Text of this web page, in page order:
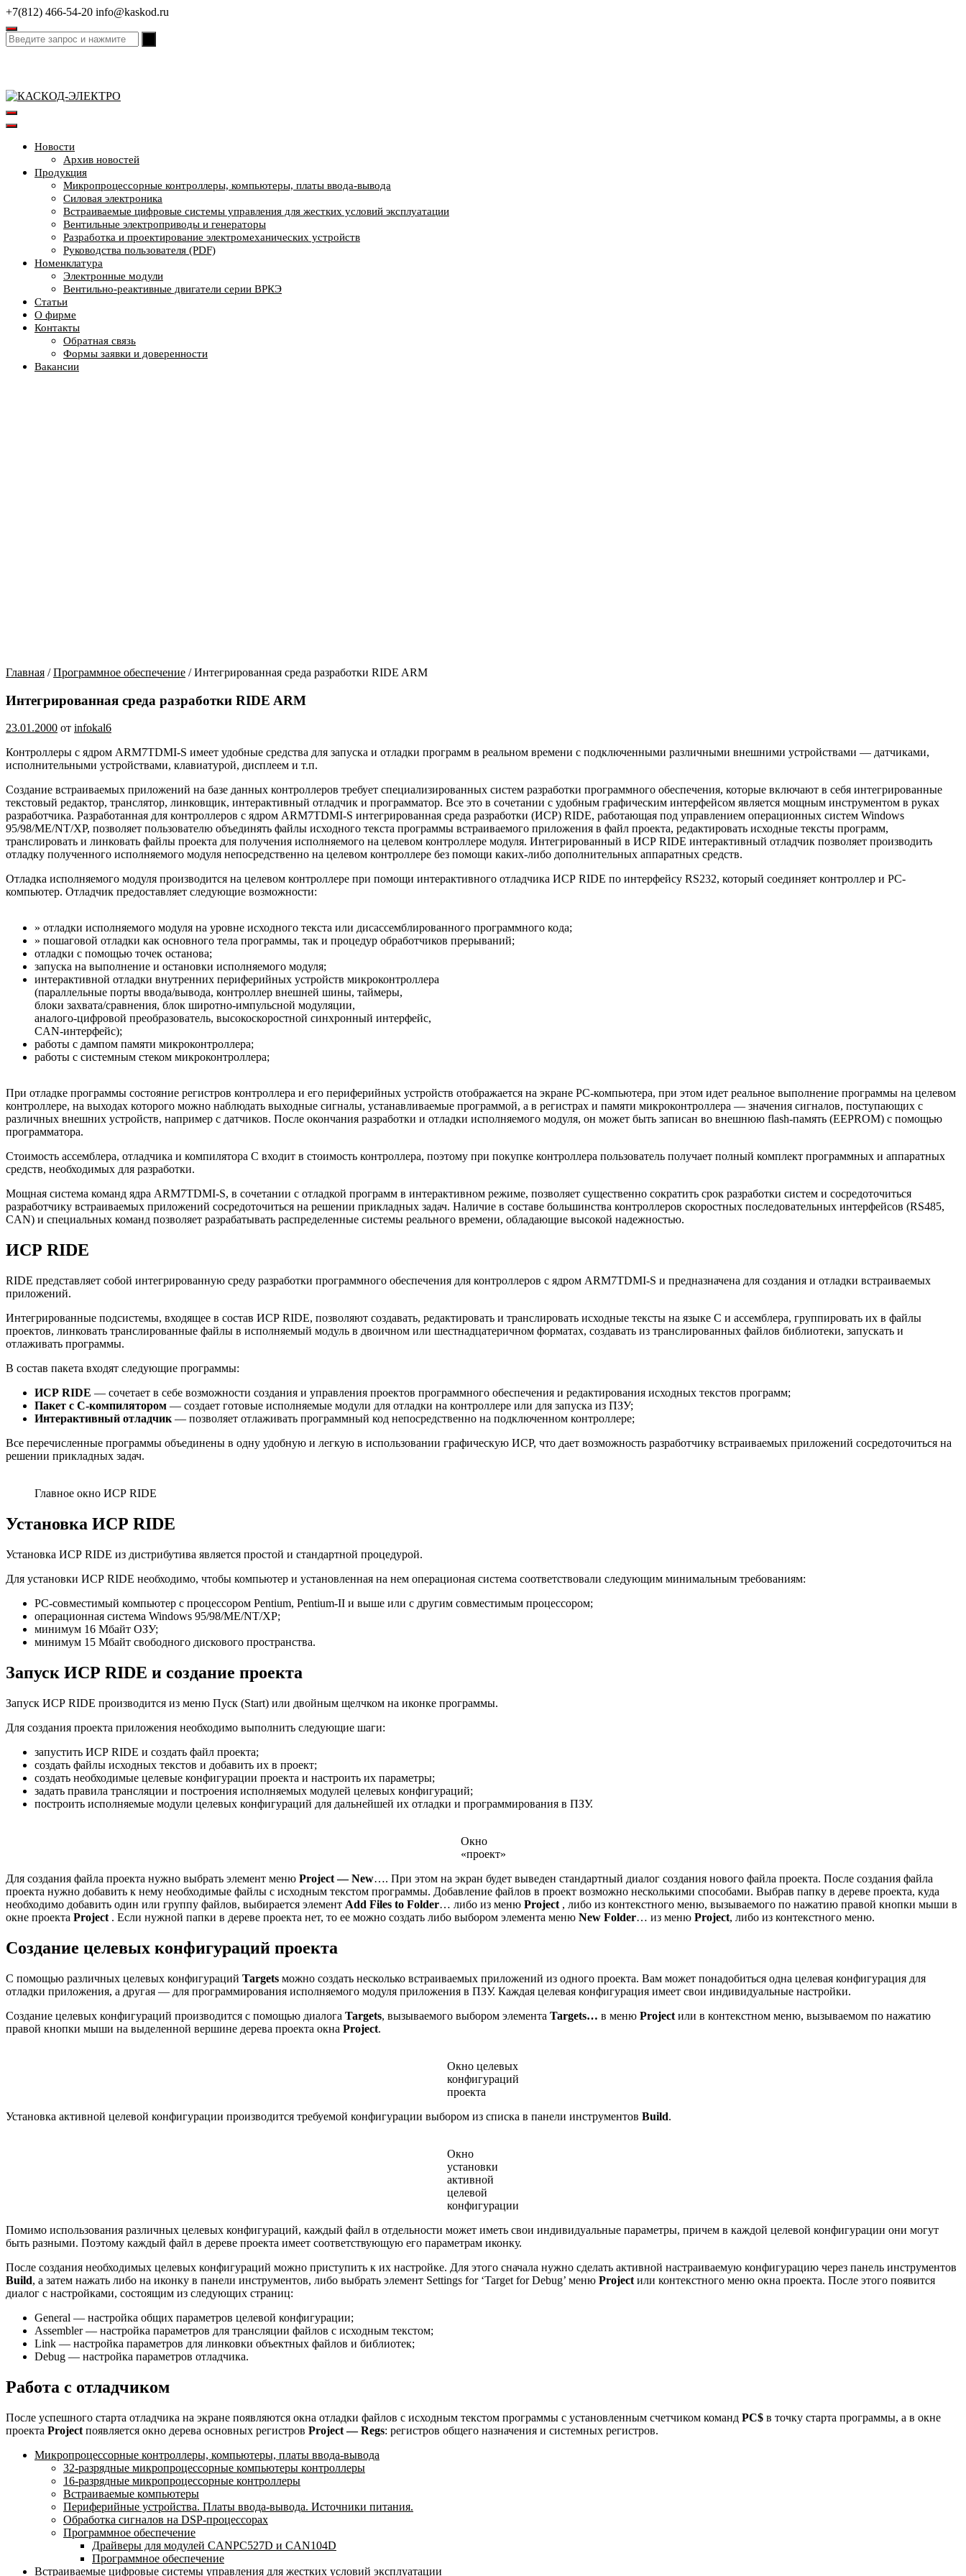
Перейти
к
содержимому
+7(812) 466-54-20 info@kaskod.ru
Новости
Архив новостей
Продукция
Микропроцессорные контроллеры, компьютеры, платы ввода-вывода
Силовая электроника
Встраиваемые цифровые системы управления для жестких условий эксплуатации
Вентильные электроприводы и генераторы
Разработка и проектирование электромеханических устройств
Руководства пользователя (PDF)
Номенклатура
Электронные модули
Вентильно-реактивные двигатели серии ВРКЭ
Статьи
О фирме
Контакты
Обратная связь
Формы заявки и доверенности
Вакансии
Главная /Программное обеспечение / Интегрированная среда разработки RIDE ARM
Интегрированная среда разработки RIDE ARM
23.01.2000 от infokal6
Контроллеры с ядром ARM7TDMI-S имеет удобные средства для запуска и отладки программ в реальном времени с подключенными различными внешними устройствами — датчиками,
исполнительными устройствами, клавиатурой, дисплеем и т.п.
Создание встраиваемых приложений на базе данных контроллеров требует специализированных систем разработки программного обеспечения, которые включают в себя интегрированные
текстовый редактор, транслятор, линковщик, интерактивный отладчик и программатор. Все это в сочетании с удобным графическим интерфейсом является мощным инструментом в руках
разработчика. Разработанная для контроллеров с ядром ARM7TDMI-S интегрированная среда разработки (ИСР) RIDE, работающая под управлением операционных систем Windows
95/98/ME/NT/XP, позволяет пользователю объединять файлы исходного текста программы встраиваемого приложения в файл проекта, редактировать исходные тексты программ,
транслировать и линковать файлы проекта для получения исполняемого на целевом контроллере модуля. Интегрированный в ИСР RIDE интерактивный отладчик позволяет производить
отладку полученного исполняемого модуля непосредственно на целевом контроллере без помощи каких-либо дополнительных аппаратных средств.
Отладка исполняемого модуля производится на целевом контроллере при помощи интерактивного отладчика ИСР RIDE по интерфейсу RS232, который соединяет контроллер и PC-
компьютер. Отладчик предоставляет следующие возможности:
» отладки исполняемого модуля на уровне исходного текста или дисассемблированного программного кода;
» пошаговой отладки как основного тела программы, так и процедур обработчиков прерываний;
отладки с помощью точек останова;
запуска на выполнение и остановки исполняемого модуля;
интерактивной отладки внутренних периферийных устройств микроконтроллера
(параллельные порты ввода/вывода, контроллер внешней шины, таймеры,
блоки захвата/сравнения, блок широтно-импульсной модуляции,
аналого-цифровой преобразователь, высокоскоростной синхронный интерфейс,
CAN-интерфейс);
работы с дампом памяти микроконтроллера;
работы с системным стеком микроконтроллера;
При отладке программы состояние регистров контроллера и его периферийных устройств отображается на экране PC-компьютера, при этом идет реальное выполнение программы на целевом
контроллере, на выходах которого можно наблюдать выходные сигналы, устанавливаемые программой, а в регистрах и памяти микроконтроллера — значения сигналов, поступающих с
различных внешних устройств, например с датчиков. После окончания разработки и отладки исполняемого модуля, он может быть записан во внешнюю flash-память (EEPROM) с помощью
программатора.
Стоимость ассемблера, отладчика и компилятора C входит в стоимость контроллера, поэтому при покупке контроллера пользователь получает полный комплект программных и аппаратных
средств, необходимых для разработки.
Мощная система команд ядра ARM7TDMI-S, в сочетании с отладкой программ в интерактивном режиме, позволяет существенно сократить срок разработки систем и сосредоточиться
разработчику встраиваемых приложений сосредоточиться на решении прикладных задач. Наличие в составе большинства контроллеров скоростных последовательных интерфейсов (RS485,
CAN) и специальных команд позволяет разрабатывать распределенные системы реального времени, обладающие высокой надежностью.
ИСР RIDE
RIDE представляет собой интегрированную среду разработки программного обеспечения для контроллеров с ядром ARM7TDMI-S и предназначена для создания и отладки встраиваемых
приложений.
Интегрированные подсистемы, входящее в состав ИСР RIDE, позволяют создавать, редактировать и транслировать исходные тексты на языке С и ассемблера, группировать их в файлы
проектов, линковать транслированные файлы в исполняемый модуль в двоичном или шестнадцатеричном форматах, создавать из транслированных файлов библиотеки, запускать и
отлаживать программы.
В состав пакета входят следующие программы:
ИСР RIDE — сочетает в себе возможности создания и управления проектов программного обеспечения и редактирования исходных текстов программ;
Пакет с С-компилятором — создает готовые исполняемые модули для отладки на контроллере или для запуска из ПЗУ;
Интерактивный отладчик — позволяет отлаживать программный код непосредственно на подключенном контроллере;
Все перечисленные программы объединены в одну удобную и легкую в использовании графическую ИСР, что дает возможность разработчику встраиваемых приложений сосредоточиться на
решении прикладных задач.
Главное окно ИСР RIDE
Установка ИСР RIDE
Установка ИСР RIDE из дистрибутива является простой и стандартной процедурой.
Для установки ИСР RIDE необходимо, чтобы компьютер и установленная на нем операционая система соответствовали следующим минимальным требованиям:
PC-совместимый компьютер с процессором Pentium, Pentium-II и выше или с другим совместимым процессором;
операционная система Windows 95/98/ME/NT/XP;
минимум 16 Мбайт ОЗУ;
минимум 15 Мбайт свободного дискового пространства.
Запуск ИСР RIDE и создание проекта
Запуск ИСР RIDE производится из меню Пуск (Start) или двойным щелчком на иконке программы.
Для создания проекта приложения необходимо выполнить следующие шаги:
запустить ИСР RIDE и создать файл проекта;
создать файлы исходных текстов и добавить их в проект;
создать необходимые целевые конфигурации проекта и настроить их параметры;
задать правила трансляции и построения исполняемых модулей целевых конфигураций;
построить исполняемые модули целевых конфигураций для дальнейшей их отладки и программирования в ПЗУ.
Окно
«проект»
Для создания файла проекта нужно выбрать элемент меню Project — New…. При этом на экран будет выведен стандартный диалог создания нового файла проекта. После создания файла
проекта нужно добавить к нему необходимые файлы с исходным текстом программы. Добавление файлов в проект возможно несколькими способами. Выбрав папку в дереве проекта, куда
необходимо добавить один или группу файлов, выбирается элемент Add Files to Folder… либо из меню Project , либо из контекстного меню, вызываемого по нажатию правой кнопки мыши в
окне проекта Project . Если нужной папки в дереве проекта нет, то ее можно создать либо выбором элемента меню New Folder… из меню Project, либо из контекстного меню.
Создание целевых конфигураций проекта
С помощью различных целевых конфигураций Targets можно создать несколько встраиваемых приложений из одного проекта. Вам может понадобиться одна целевая конфигурация для
отладки приложения, а другая — для программирования исполняемого модуля приложения в ПЗУ. Каждая целевая конфигурация имеет свои индивидуальные настройки.
Создание целевых конфигураций производится с помощью диалога Targets, вызываемого выбором элемента Targets… в меню Project или в контекстном меню, вызываемом по нажатию
правой кнопки мыши на выделенной вершине дерева проекта окна Project.
Окно целевых
конфигураций
проекта
Установка активной целевой конфигурации производится требуемой конфигурации выбором из списка в панели инструментов Build.
Окно
установки
активной
целевой
конфигурации
Помимо использования различных целевых конфигураций, каждый файл в отдельности может иметь свои индивидуальные параметры, причем в каждой целевой конфигурации они могут
быть разными. Поэтому каждый файл в дереве проекта имеет соответствующую его параметрам иконку.
После создания необходимых целевых конфигураций можно приступить к их настройке. Для этого сначала нужно сделать активной настраиваемую конфигурацию через панель инструментов
Build, а затем нажать либо на иконку в панели инструментов, либо выбрать элемент Settings for ‘Target for Debug’ меню Project или контекстного меню окна проекта. После этого появится
диалог с настройками, состоящим из следующих страниц:
General — настройка общих параметров целевой конфигурации;
Assembler — настройка параметров для трансляции файлов с исходным текстом;
Link — настройка параметров для линковки объектных файлов и библиотек;
Debug — настройка параметров отладчика.
Работа с отладчиком
После успешного старта отладчика на экране появляются окна отладки файлов с исходным текстом программы с установленным счетчиком команд PC$ в точку старта программы, а в окне
проекта Project появляется окно дерева основных регистров Project — Regs: регистров общего назначения и системных регистров.
Микропроцессорные контроллеры, компьютеры, платы ввода-вывода
32-разрядные микропроцессорные компьютеры контроллеры
16-разрядные микропроцессорные контроллеры
Встраиваемые компьютеры
Периферийные устройства. Платы ввода-вывода. Источники питания.
Обработка сигналов на DSP-процессорах
Программное обеспечение
Драйверы для модулей CANPC527D и CAN104D
Программное обеспечение
Встраиваемые цифровые системы управления для жестких условий эксплуатации